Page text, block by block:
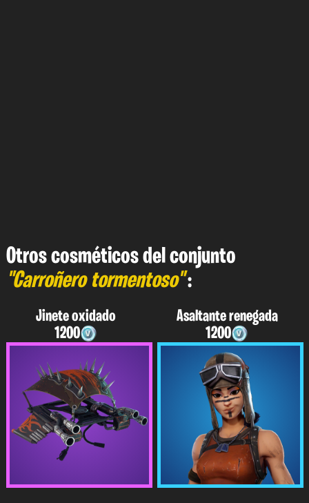
Otros cosméticos del conjunto
"Carroñero tormentoso":
Jinete oxidado
1200
Asaltante renegada
1200